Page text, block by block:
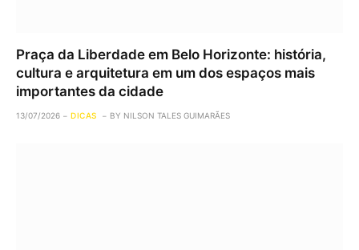
Praça da Liberdade em Belo Horizonte: história,
cultura e arquitetura em um dos espaços mais
importantes da cidade
13/07/2026 DICAS BY NILSON TALES GUIMARÃES